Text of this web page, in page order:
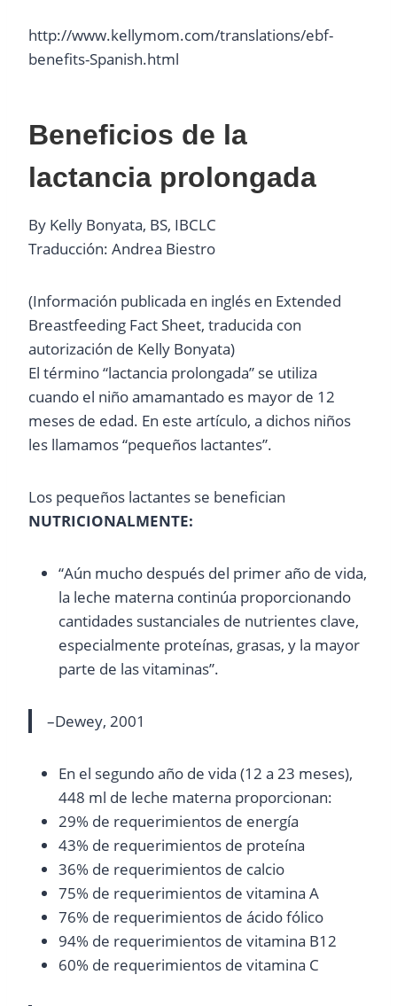
http://www.kellymom.com/translations/ebf-
benefits-Spanish.html
Beneficios de la
lactancia prolongada
By Kelly Bonyata, BS, IBCLC
Traducción: Andrea Biestro
(Información publicada en inglés en Extended
Breastfeeding Fact Sheet, traducida con
autorización de Kelly Bonyata)
El término “lactancia prolongada” se utiliza
cuando el niño amamantado es mayor de 12
meses de edad. En este artículo, a dichos niños
les llamamos “pequeños lactantes”.
Los pequeños lactantes se benefician
NUTRICIONALMENTE:
“Aún mucho después del primer año de vida,
la leche materna continúa proporcionando
cantidades sustanciales de nutrientes clave,
especialmente proteínas, grasas, y la mayor
parte de las vitaminas”.
–Dewey, 2001
En el segundo año de vida (12 a 23 meses),
448 ml de leche materna proporcionan:
29% de requerimientos de energía
43% de requerimientos de proteína
36% de requerimientos de calcio
75% de requerimientos de vitamina A
76% de requerimientos de ácido fólico
94% de requerimientos de vitamina B12
60% de requerimientos de vitamina C